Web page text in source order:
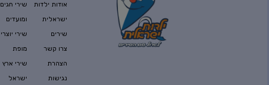
דפנה ואורי – מה עושים העצים
אודות ילדות
ישראלית
שירים
צרו קשר
הצהרת
נגישות
שירי חגים
ומועדים
שירי יוצרי
מופת
שירי ארץ
ישראל